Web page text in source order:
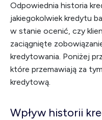
Odpowiednia historia
jakiegokolwiek kredytu
w stanie ocenić, czy
zaciągnięte
kredytowania. Poniżej
które przemawiają za
kredytową.
Wpływ historii